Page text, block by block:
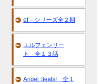
ef – シリーズ全２期
エルフェンリー
ト 全１３話
Angel Beats! 全１